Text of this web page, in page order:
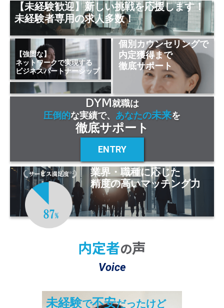
【未経験歓迎】新しい挑戦を応援します！
未経験者専用の求人多数！
【強固な】
ネットワークで実現する
ビジネスパートナーシップ
個別カウンセリングで
内定獲得まで
徹底サポート
DYM 就職は
圧倒的な実績で、 あなたの未来を
徹底サポート
ENTRY
業界・職種に応じた
精度の高いマッチング力
内定者の声
Voice
未経験で不安だったけど